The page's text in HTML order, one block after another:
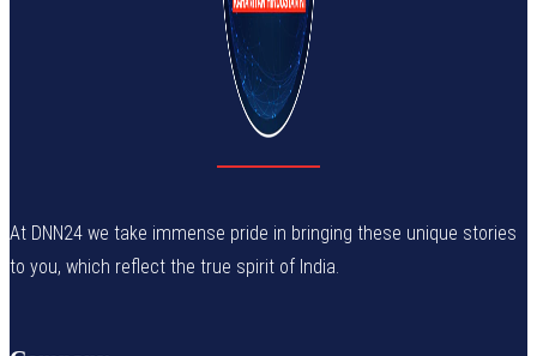
At DNN24 we take immense pride in bringing these unique stories
to you, which reflect the true spirit of India.